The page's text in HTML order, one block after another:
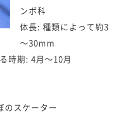
ンボ科
体長: 種類によって約3
～30mm
時期: 4月～10月
のスケーター